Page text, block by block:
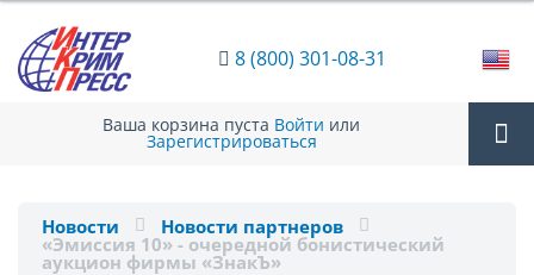
8 (800) 301-08-31
Ваша корзина пуста Войти или
Зарегистрироваться
Новости Новости партнеров
«Эмиссия 10» - очередной бонистический
аукцион фирмы «ЗнакЪ»